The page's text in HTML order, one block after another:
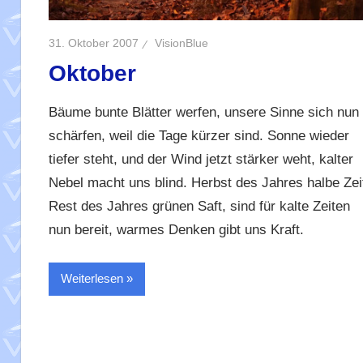
31. Oktober 2007 VisionBlue
Oktober
Bäume bunte Blätter werfen, unsere Sinne sich nun
schärfen, weil die Tage kürzer sind. Sonne wieder
tiefer steht, und der Wind jetzt stärker weht, kalter
Nebel macht uns blind. Herbst des Jahres halbe
Rest des Jahres grünen Saft, sind für kalte Zeiten
nun bereit, warmes Denken gibt uns Kraft.
Weiterlesen